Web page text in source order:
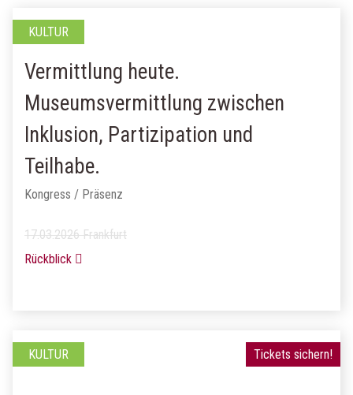
KULTUR
Vermittlung heute.
Museumsvermittlung zwischen
Inklusion, Partizipation und
Teilhabe.
Kongress / Präsenz
17.03.2026 Frankfurt
Rückblick
Tickets sichern!
KULTUR